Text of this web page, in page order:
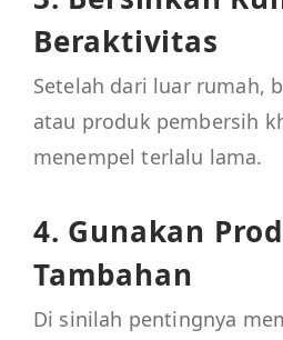
Beraktivitas
Setelah dari luar rumah,
atau produk pembersih
menempel terlalu lama.
4. Gunakan
Tambahan
Di sinilah pentingnya